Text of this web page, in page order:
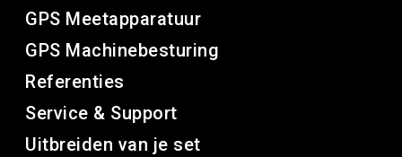
GPS Meetapparatuur
GPS Machinebesturing
Referenties
Service & Support
Uitbreiden van je set